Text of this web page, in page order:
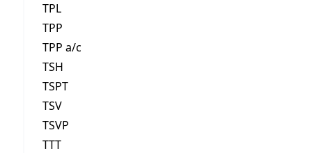
TPL
TPP
TPP a/c
TSH
TSPT
TSV
TSVP
TTT